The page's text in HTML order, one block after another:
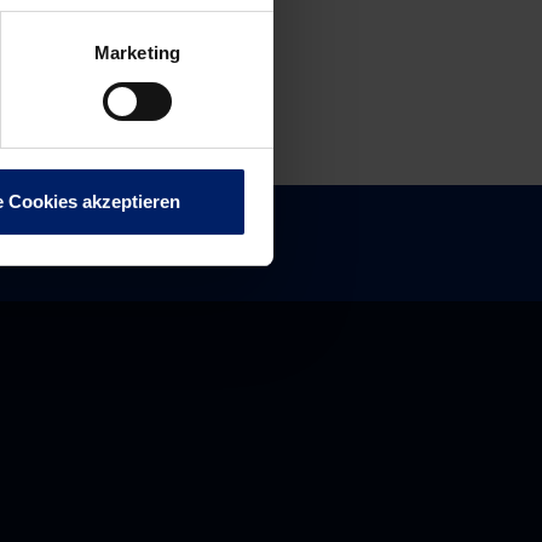
Marketing
Cookies akzeptieren